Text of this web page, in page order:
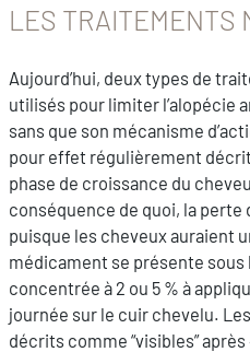
LES TRAITEMENTS
Aujourd’hui, deux types de
utilisés pour limiter l’alopécie
sans que son mécanisme
pour effet régulièrement
phase de croissance du
conséquence de quoi, la
puisque les cheveux auraient
médicament se présente sous
concentrée à 2 ou 5 % à
journée sur le cuir chevelu.
décrits comme “visibles”